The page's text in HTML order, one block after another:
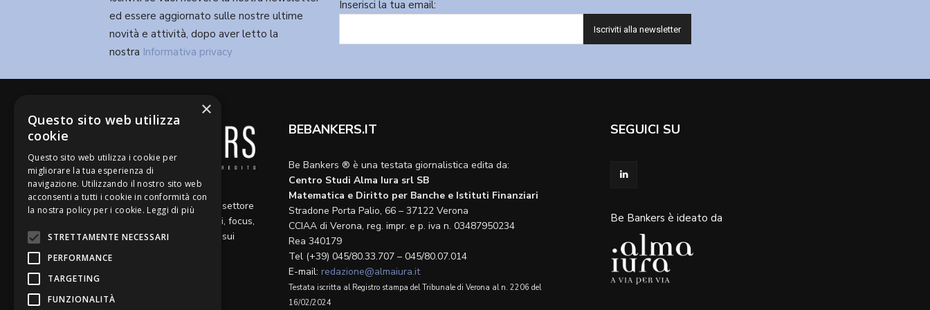
ed essere aggiornato sulle nostre ultime
novità e attività, dopo aver letto la
nostra Informativa privacy
Inserisci la tua email:
Diamo voce a riflessioni,
aggiornamenti e opinioni sul settore
del credito, ospitando articoli, focus,
approfondimenti e interviste sui
BEBANKERS.IT
Be Bankers ® è una testata giornalistica edita da:
Centro Studi Alma Iura srl SB
Matematica e Diritto per Banche e Istituti Finanziari
Stradone Porta Palio, 66 – 37122 Verona
CCIAA di Verona, reg. impr. e p. iva n. 03487950234
Rea 340179
Tel (+39) 045/80.33.707 – 045/80.07.014
E-mail: redazione@almaiura.it
Testata iscritta al Registro stampa del Tribunale di Verona al n. 2206 del
16/02/2024
SEGUICI SU
Be Bankers è ideato da
×
Questo sito web utilizza
cookie
Questo sito web utilizza i cookie per
migliorare la tua esperienza di
navigazione. Utilizzando il nostro sito web
acconsenti a tutti i cookie in conformità con
la nostra policy per i cookie. Leggi di più
STRETTAMENTE NECESSARI
PERFORMANCE
TARGETING
FUNZIONALITÀ